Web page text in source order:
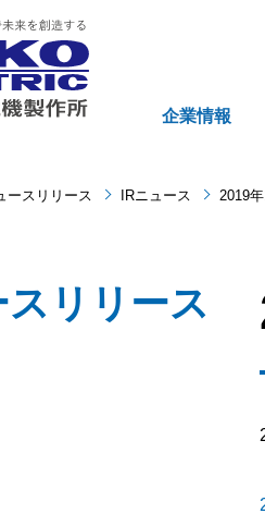
企業情報
ースリリース IRニュース 2019
スリリース